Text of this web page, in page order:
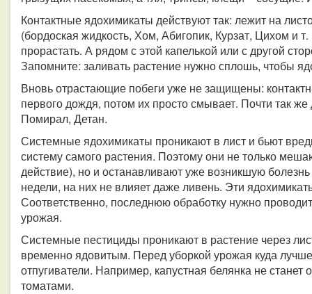
Контактные ядохимикаты действуют так: лежит на
(бордоская жидкость, Хом, Абигопик, Курзат, Цихом и
прорастать. А рядом с этой капелькой или с другой
Запомните: заливать растение нужно сплошь, чтобы
Вновь отрастающие побеги уже не защищены:
первого дождя, потом их просто смывает. Почти так
Помирал, Детан.
Системные ядохимикаты проникают в лист и бьют
систему самого растения. Поэтому они не только
действие), но и останавливают уже возникшую
недели, на них не влияет даже ливень. Эти
Соответственно, последнюю обработку нужно
урожая.
Системные пестициды проникают в растение через
временно ядовитым. Перед уборкой урожая куда
отпугиватели. Например, капустная белянка не станет
томатами.